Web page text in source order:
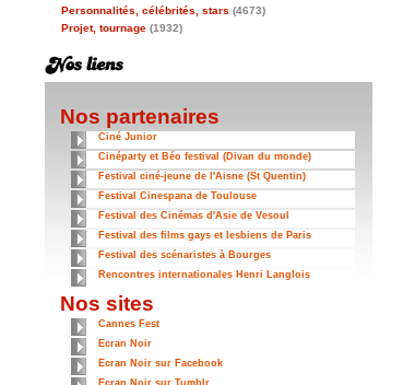
Personnalités, célébrités, stars (4673)
Projet, tournage (1932)
Nos partenaires
Ciné Junior
Cinéparty et Béo festival (Divan du monde)
Festival ciné-jeune de l'Aisne (St Quentin)
Festival Cinespana de Toulouse
Festival des Cinémas d'Asie de Vesoul
Festival des films gays et lesbiens de Paris
Festival des scénaristes à Bourges
Rencontres internationales Henri Langlois
Nos sites
Cannes Fest
Ecran Noir
Ecran Noir sur Facebook
Ecran Noir sur Tumblr